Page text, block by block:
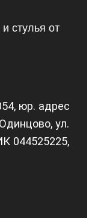
стулья от
юр. адрес
ул.
044525225,